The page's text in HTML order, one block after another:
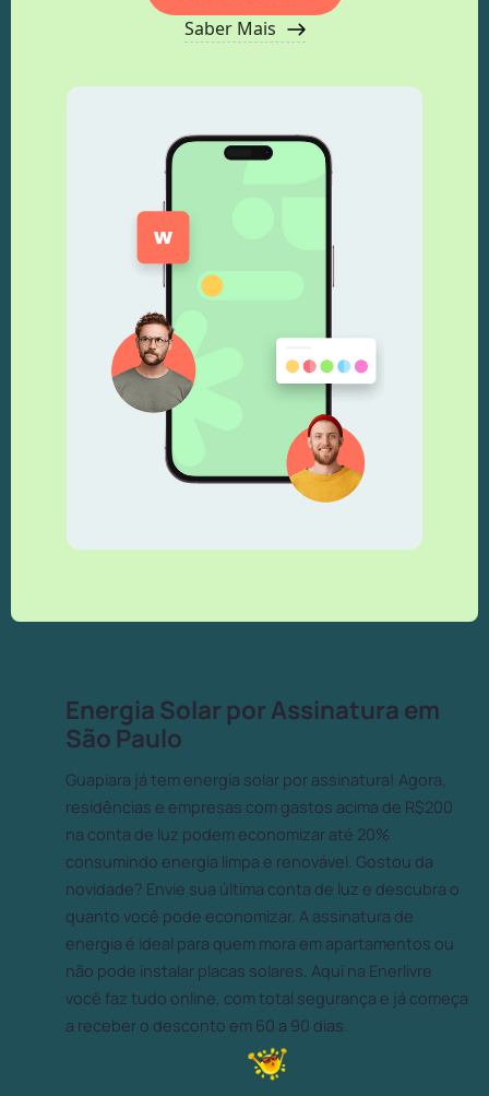
Saber Mais
Energia Solar por Assinatura em
São Paulo
Guapiara já tem energia solar por assinatura! Agora,
residências e empresas com gastos acima de R$200
na conta de luz podem economizar até 20%
consumindo energia limpa e renovável. Gostou da
novidade? Envie sua última conta de luz e descubra o
quanto você pode economizar. A assinatura de
energia é ideal para quem mora em apartamentos ou
não pode instalar placas solares. Aqui na Enerlivre
você faz tudo online, com total segurança e já começa
a receber o desconto em 60 a 90 dias.